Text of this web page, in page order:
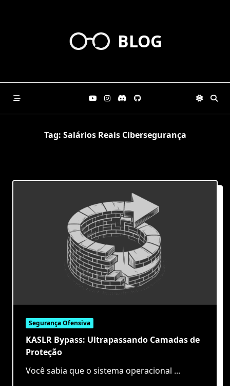
BLOG
Tag: Salários Reais Cibersegurança
Segurança Ofensiva
KASLR Bypass: Ultrapassando Camadas de
Proteção
Você sabia que o sistema operacional ...